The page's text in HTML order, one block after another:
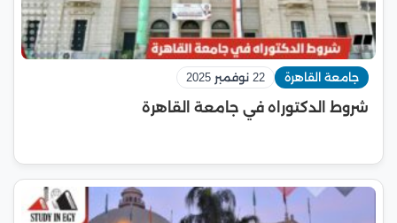
جامعة القاهرة 22 نوفمبر 2025
شروط الدكتوراه في جامعة القاهرة